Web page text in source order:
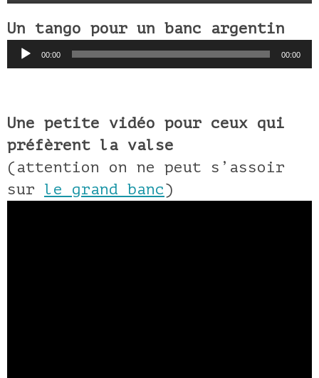
Un tango pour un banc argentin
Lecteur
audio
00:00 00:00
Une petite vidéo pour ceux qui
préfèrent la valse
(attention on ne peut s’assoir
sur le grand banc)